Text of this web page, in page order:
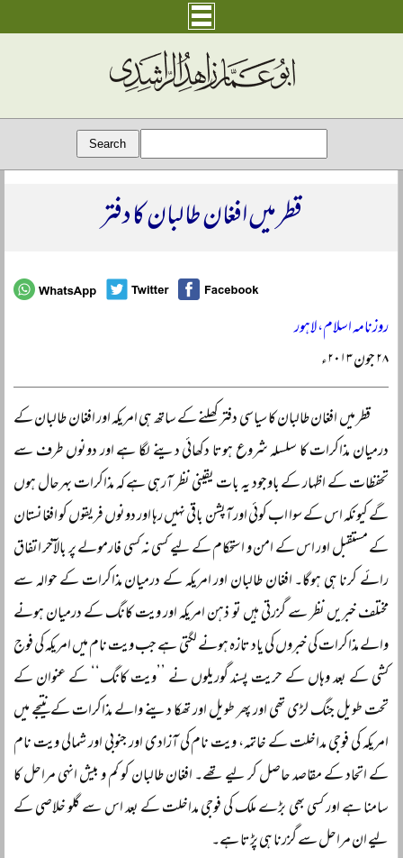
قطر میں افغان طالبان کا دفتر
روزنامہ اسلام، لاہور
۲۸ جون ۲۰۱۳ء
قطر میں افغان طالبان کا سیاسی دفتر کھلنے کے ساتھ ہی امریکہ اور افغان طالبان کے
درمیان مذاکرات کا سلسلہ شروع ہوتا دکھائی دینے لگا ہے اور دونوں طرف سے
تحفظات کے اظہار کے باوجود یہ بات یقینی نظر آرہی ہے کہ مذاکرات بہرحال ہوں
گے کیونکہ اس کے سوا اب کوئی اور آپشن باقی نہیں رہا اور دونوں فریقوں کو افغانستان
کے مستقبل اور اس کے امن و استحکام کے لیے کسی نہ کسی فارمولے پر بالآخر اتفاق
رائے کرنا ہی ہوگا۔ افغان طالبان اور امریکہ کے درمیان مذاکرات کے حوالہ سے
مختلف خبریں نظر سے گزرتی ہیں تو ذہن امریکہ اور ویت کانگ کے درمیان ہونے
والے مذاکرات کی خبروں کی یاد تازہ ہونے لگتی ہے جب ویت نام میں امریکہ کی فوج
کشی کے بعد وہاں کے حریت پسند گوریلوں نے ’’ویت کانگ‘‘ کے عنوان کے
تحت طویل جنگ لڑی تھی اور پھر طویل اور تھکا دینے والے مذاکرات کے نتیجے میں
امریکہ کی فوجی مداخلت کے خاتمہ، ویت نام کی آزادی اور جنوبی اور شمالی ویت نام
کے اتحاد کے مقاصد حاصل کر لیے تھے۔ افغان طالبان کو کم و بیش انہی مراحل کا
سامنا ہے اور کسی بھی بڑے ملک کی فوجی مداخلت کے بعد اس سے گلو خلاصی کے
لیے ان مراحل سے گزرنا ہی پڑتا ہے۔